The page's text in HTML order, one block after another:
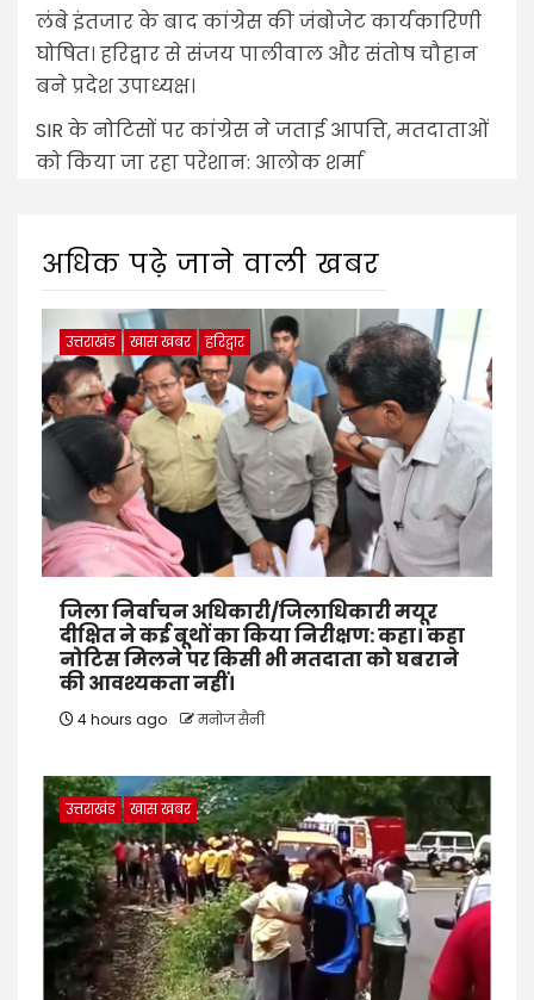
लंबे इंतजार के बाद कांग्रेस की जंबोजेट कार्यकारिणी
घोषित। हरिद्वार से संजय पालीवाल और संतोष चौहान
बने प्रदेश उपाध्यक्ष।
SIR के नोटिसों पर कांग्रेस ने जताई आपत्ति, मतदाताओं
को किया जा रहा परेशान: आलोक शर्मा
अधिक पढ़े जाने वाली खबर
उत्तराखंड खास खबर हरिद्वार
जिला निर्वाचन अधिकारी/जिलाधिकारी मयूर
दीक्षित ने कई बूथों का किया निरीक्षण: कहा। कहा
नोटिस मिलने पर किसी भी मतदाता को घबराने
की आवश्यकता नहीं।
4 hours ago मनोज सैनी
उत्तराखंड खास खबर